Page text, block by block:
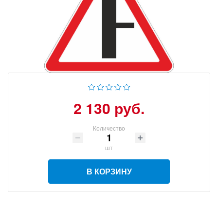
2 130 руб.
Количество
шт
В КОРЗИНУ